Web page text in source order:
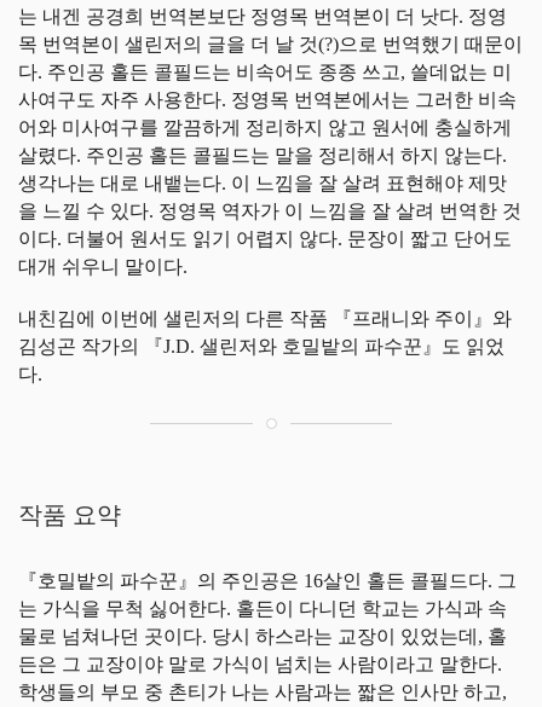
는 내겐 공경희 번역본보단 정영목 번역본이 더 낫다. 정영
목 번역본이 샐린저의 글을 더 날 것(?)으로 번역했기 때문이
다. 주인공 홀든 콜필드는 비속어도 종종 쓰고, 쓸데없는 미
사여구도 자주 사용한다. 정영목 번역본에서는 그러한 비속
어와 미사여구를 깔끔하게 정리하지 않고 원서에 충실하게
살렸다. 주인공 홀든 콜필드는 말을 정리해서 하지 않는다.
생각나는 대로 내뱉는다. 이 느낌을 잘 살려 표현해야 제맛
을 느낄 수 있다. 정영목 역자가 이 느낌을 잘 살려 번역한 것
이다. 더불어 원서도 읽기 어렵지 않다. 문장이 짧고 단어도
대개 쉬우니 말이다.
내친김에 이번에 샐린저의 다른 작품 『프래니와 주이』와
김성곤 작가의 『J.D. 샐린저와 호밀밭의 파수꾼』도 읽었
다.
작품 요약
『호밀밭의 파수꾼』의 주인공은 16살인 홀든 콜필드다. 그
는 가식을 무척 싫어한다. 홀든이 다니던 학교는 가식과 속
물로 넘쳐나던 곳이다. 당시 하스라는 교장이 있었는데, 홀
든은 그 교장이야 말로 가식이 넘치는 사람이라고 말한다.
학생들의 부모 중 촌티가 나는 사람과는 짧은 인사만 하고,